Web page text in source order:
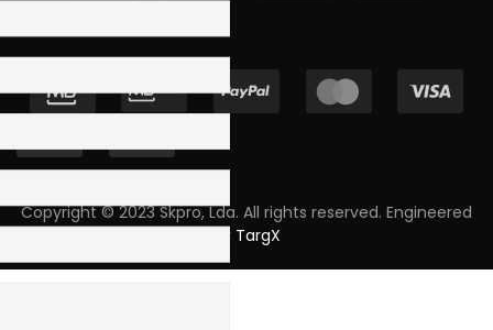
Copyright © 2023 Skpro, Lda. All rights reserved. Engineered
by TargX